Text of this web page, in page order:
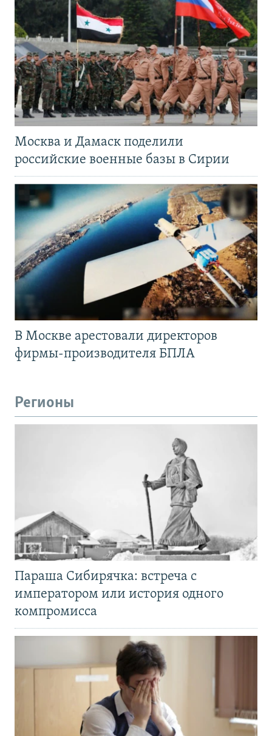
Москва и Дамаск поделили
российские военные базы в Сирии
В Москве арестовали директоров
фирмы-производителя БПЛА
Регионы
Параша Сибирячка: встреча с
императором или история одного
компромисса